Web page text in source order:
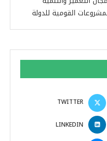
القومية للدولة
TWITTER
LINKEDIN